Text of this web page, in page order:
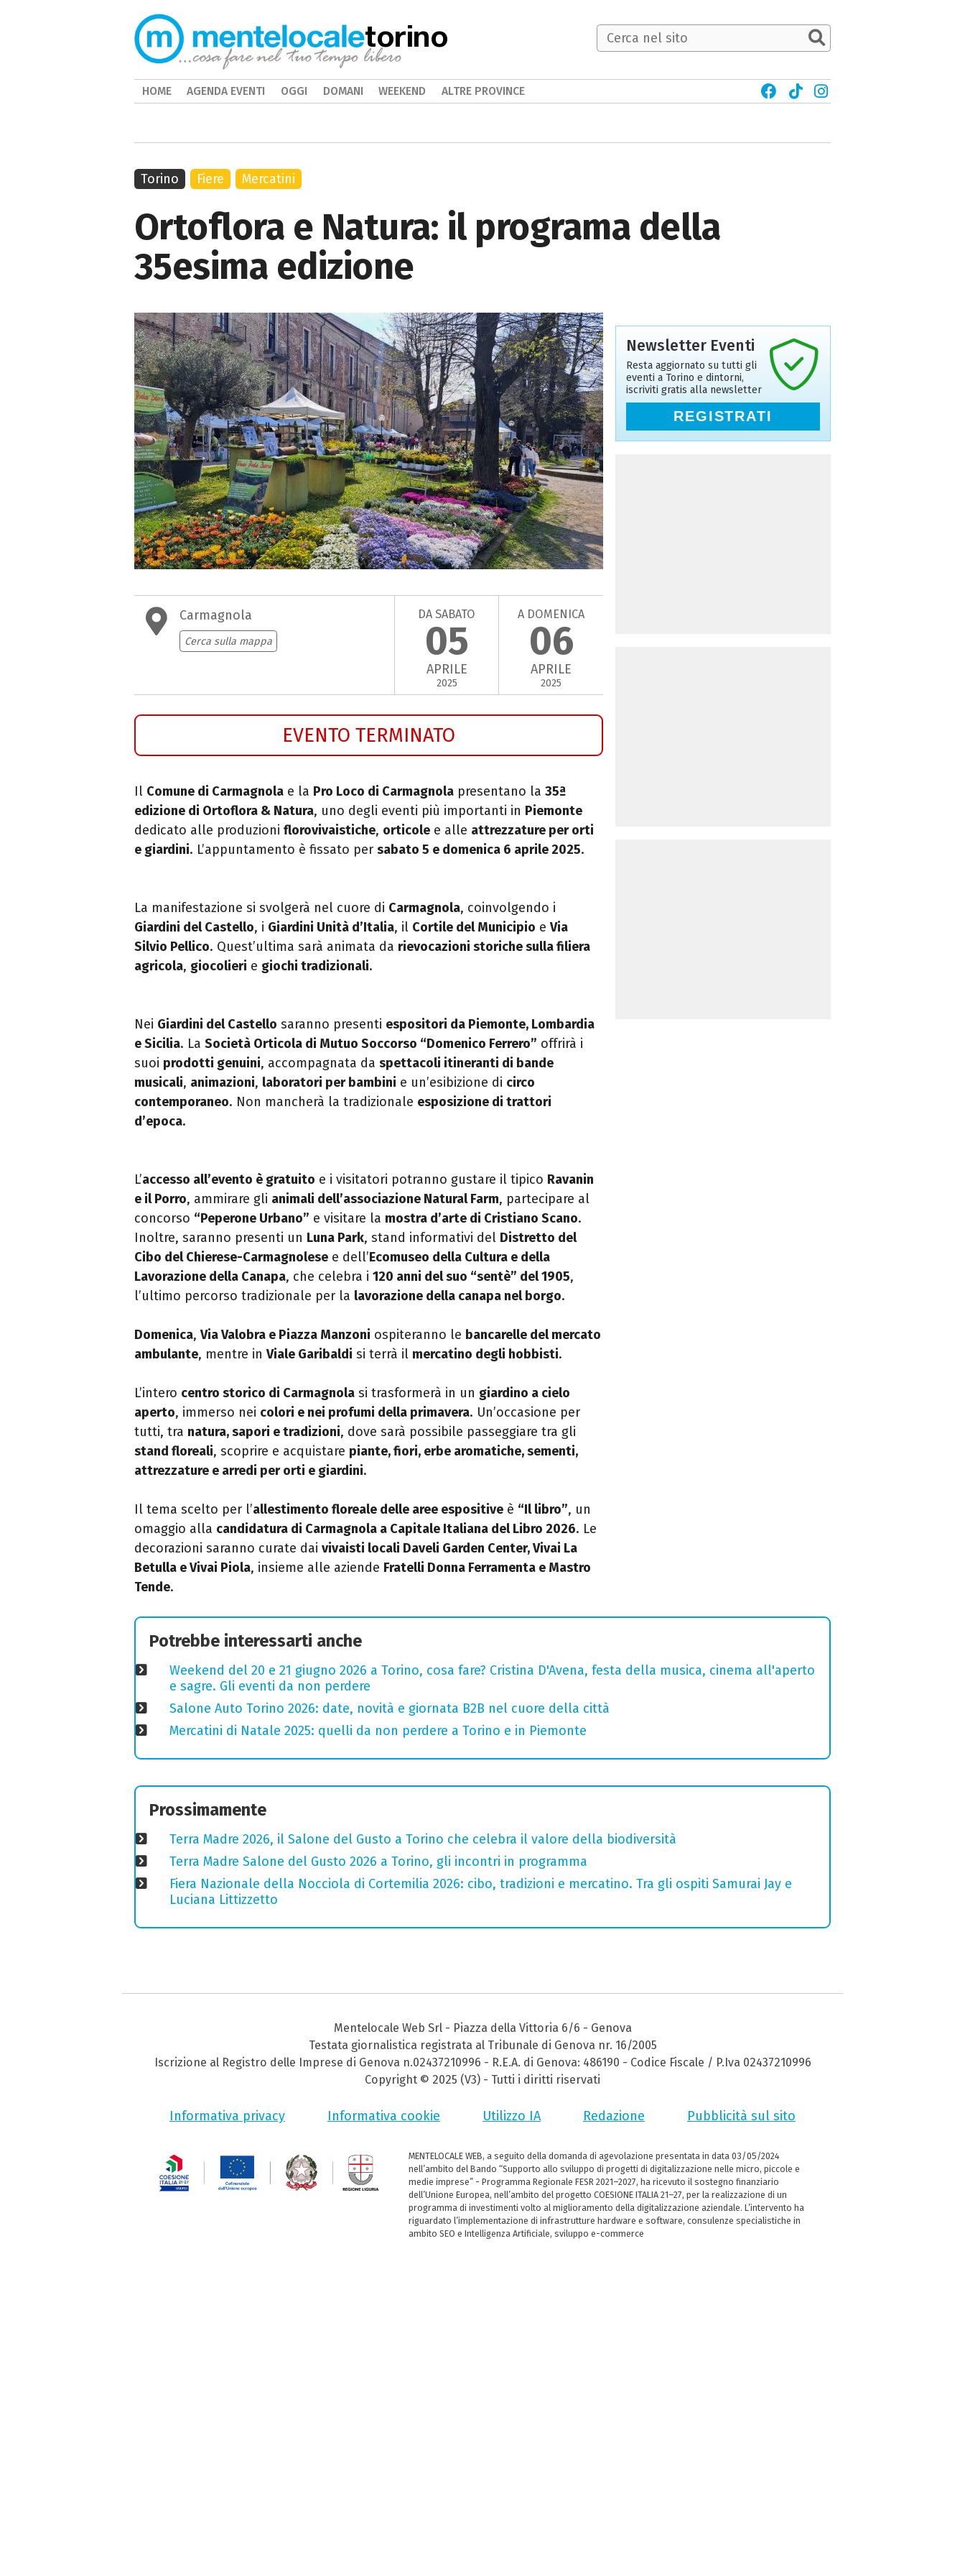
Ortoflora e Natura: il programa della
35esima edizione
Carmagnola
Cerca sulla mappa
DA SABATO
05
APRILE
2025
A DOMENICA
06
APRILE
2025
EVENTO TERMINATO
Il Comune di Carmagnola e la Pro Loco di Carmagnola presentano la 35ª
edizione di Ortoflora & Natura, uno degli eventi più importanti in Piemonte
dedicato alle produzioni florovivaistiche, orticole e alle attrezzature per orti
e giardini. L’appuntamento è fissato per sabato 5 e domenica 6 aprile 2025.
La manifestazione si svolgerà nel cuore di Carmagnola, coinvolgendo i
Giardini del Castello, i Giardini Unità d’Italia, il Cortile del Municipio e Via
Silvio Pellico. Quest’ultima sarà animata da rievocazioni storiche sulla filiera
agricola, giocolieri e giochi tradizionali.
Nei Giardini del Castello saranno presenti espositori da Piemonte, Lombardia
e Sicilia. La Società Orticola di Mutuo Soccorso “Domenico Ferrero” offrirà i
suoi prodotti genuini, accompagnata da spettacoli itineranti di bande
musicali, animazioni, laboratori per bambini e un’esibizione di circo
contemporaneo. Non mancherà la tradizionale esposizione di trattori
d’epoca.
L’accesso all’evento è gratuito e i visitatori potranno gustare il tipico Ravanin
e il Porro, ammirare gli animali dell’associazione Natural Farm, partecipare al
concorso “Peperone Urbano” e visitare la mostra d’arte di Cristiano Scano.
Inoltre, saranno presenti un Luna Park, stand informativi del Distretto del
Cibo del Chierese-Carmagnolese e dell’Ecomuseo della Cultura e della
Lavorazione della Canapa, che celebra i 120 anni del suo “sentè” del 1905,
l’ultimo percorso tradizionale per la lavorazione della canapa nel borgo.
Domenica, Via Valobra e Piazza Manzoni ospiteranno le bancarelle del mercato
ambulante, mentre in Viale Garibaldi si terrà il mercatino degli hobbisti.
L’intero centro storico di Carmagnola si trasformerà in un giardino a cielo
aperto, immerso nei colori e nei profumi della primavera. Un’occasione per
tutti, tra natura, sapori e tradizioni, dove sarà possibile passeggiare tra gli
stand floreali, scoprire e acquistare piante, fiori, erbe aromatiche, sementi,
attrezzature e arredi per orti e giardini.
Il tema scelto per l’allestimento floreale delle aree espositive è “Il libro”, un
omaggio alla candidatura di Carmagnola a Capitale Italiana del Libro 2026. Le
decorazioni saranno curate dai vivaisti locali Daveli Garden Center, Vivai La
Betulla e Vivai Piola, insieme alle aziende Fratelli Donna Ferramenta e Mastro
Tende.
Torino Fiere Mercatini
Newsletter Eventi
Resta aggiornato su tutti gli
eventi a Torino e dintorni,
iscriviti gratis alla newsletter
REGISTRATI
Potrebbe interessarti anche
Weekend del 20 e 21 giugno 2026 a Torino, cosa fare? Cristina D'Avena, festa della musica, cinema all'aperto
e sagre. Gli eventi da non perdere
Salone Auto Torino 2026: date, novità e giornata B2B nel cuore della città
Mercatini di Natale 2025: quelli da non perdere a Torino e in Piemonte
Prossimamente
Terra Madre 2026, il Salone del Gusto a Torino che celebra il valore della biodiversità
Terra Madre Salone del Gusto 2026 a Torino, gli incontri in programma
Fiera Nazionale della Nocciola di Cortemilia 2026: cibo, tradizioni e mercatino. Tra gli ospiti Samurai Jay e
Luciana Littizzetto
torino
HOME AGENDA EVENTI OGGI DOMANI WEEKEND ALTRE PROVINCE
Mentelocale Web Srl - Piazza della Vittoria 6/6 - Genova
Testata giornalistica registrata al Tribunale di Genova nr. 16/2005
Iscrizione al Registro delle Imprese di Genova n.02437210996 - R.E.A. di Genova: 486190 - Codice Fiscale / P.Iva 02437210996
Copyright © 2025 (V3) - Tutti i diritti riservati
Informativa privacy Informativa cookie Utilizzo IA Redazione Pubblicità sul sito
MENTELOCALE WEB, a seguito della domanda di agevolazione presentata in data 03/05/2024
nell’ambito del Bando “Supporto allo sviluppo di progetti di digitalizzazione nelle micro, piccole e
medie imprese” - Programma Regionale FESR 2021–2027, ha ricevuto il sostegno finanziario
dell’Unione Europea, nell’ambito del progetto COESIONE ITALIA 21–27, per la realizzazione di un
programma di investimenti volto al miglioramento della digitalizzazione aziendale. L’intervento ha
riguardato l’implementazione di infrastrutture hardware e software, consulenze specialistiche in
ambito SEO e Intelligenza Artificiale, sviluppo e-commerce